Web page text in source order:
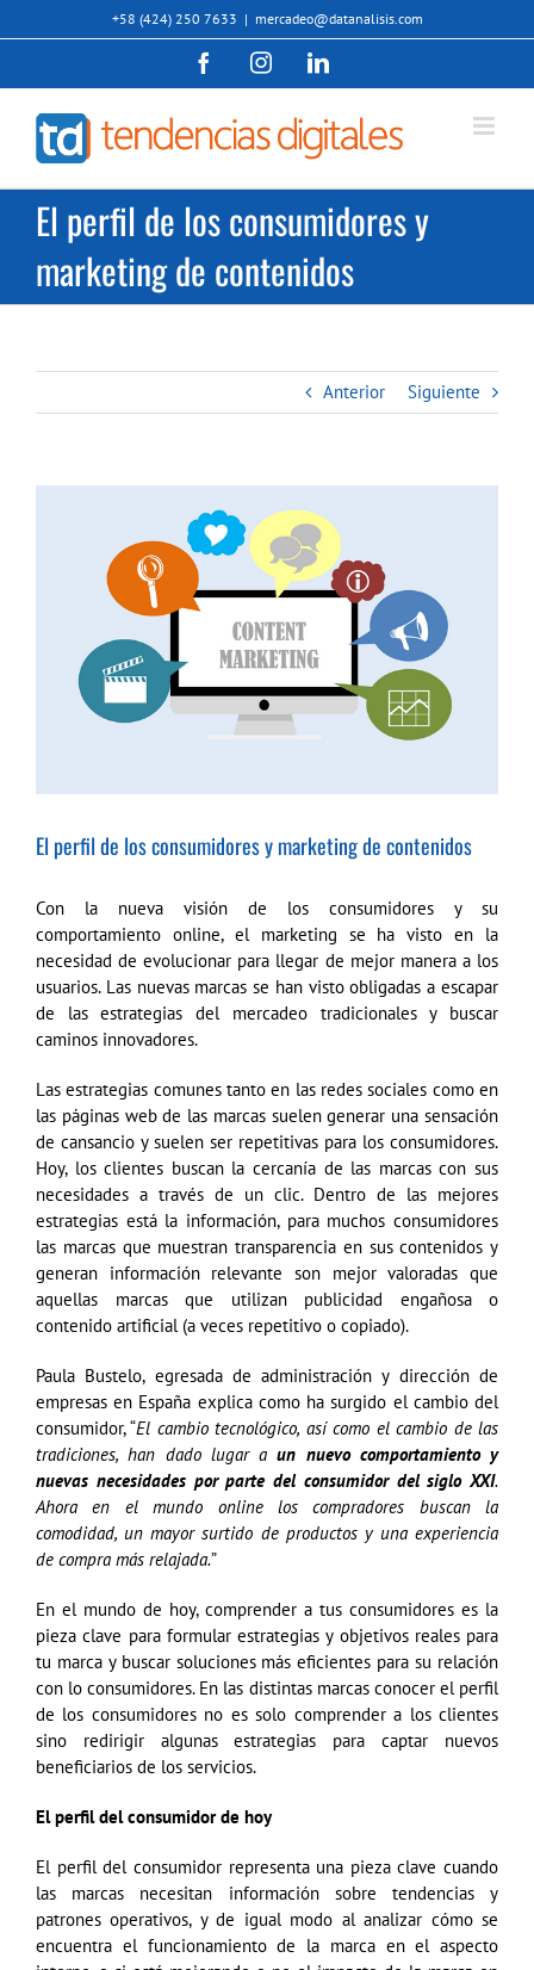
al
+58 (424) 250 7633 | mercadeo@datanalisis.com
FacebookInstagramLinkedIn
El perfil de los consumidores y
marketing de contenidos
Anterior Siguiente
El perfil de los consumidores y marketing de contenidos
Con la nueva visión de los consumidores y su
comportamiento online, el marketing se ha visto en la
necesidad de evolucionar para llegar de mejor manera a los
usuarios. Las nuevas marcas se han visto obligadas a escapar
de las estrategias del mercadeo tradicionales y buscar
caminos innovadores.
Las estrategias comunes tanto en las redes sociales como en
las páginas web de las marcas suelen generar una sensación
de cansancio y suelen ser repetitivas para los consumidores.
Hoy, los clientes buscan la cercanía de las marcas con sus
necesidades a través de un clic. Dentro de las mejores
estrategias está la información, para muchos consumidores
las marcas que muestran transparencia en sus contenidos y
generan información relevante son mejor valoradas que
aquellas marcas que utilizan publicidad engañosa o
contenido artificial (a veces repetitivo o copiado).
Paula Bustelo, egresada de administración y dirección de
empresas en España explica como ha surgido el cambio del
consumidor, “El cambio tecnológico, así como el cambio de las
tradiciones, han dado lugar aun nuevo comportamiento y
nuevas necesidades por parte del consumidor del siglo XXI.
Ahora en el mundo online los compradores buscan la
comodidad, un mayor surtido de productos y una experiencia
de compra más relajada.”
En el mundo de hoy, comprender a tus consumidores es la
pieza clave para formular estrategias y objetivos reales para
tu marca y buscar soluciones más eficientes para su relación
con lo consumidores. En las distintas marcas conocer el perfil
de los consumidores no es solo comprender a los clientes
sino redirigir algunas estrategias para captar nuevos
beneficiarios de los servicios.
El perfil del consumidor de hoy
El perfil del consumidor representa una pieza clave cuando
las marcas necesitan información sobre tendencias y
patrones operativos, y de igual modo al analizar cómo se
encuentra el funcionamiento de la marca en el aspecto